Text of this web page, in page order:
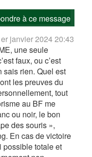
à ce message
janvier 2024 20:43
une seule
faux, ou c’est
sais rien. Quel est
les preuves du
tout
au BF me
ou noir, le bon
des souris »,
En cas de victoire
possible totale et